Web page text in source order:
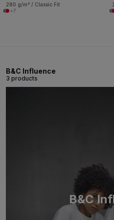
280 g/m² / Classic Fit
+7
B&C Influence
3 products
B&C